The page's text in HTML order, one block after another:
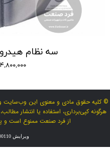
سه نظام
۶۴,۸۰۰,۰۰۰
© کلیه حقوق مادی و معنوی این وب‌سایت
هرگونه کپی‌برداری، استفاده یا انتشار
از فرد صنعت ممنوع است و
ویرایش 11014124000110